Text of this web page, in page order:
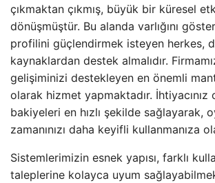
çıkmaktan çıkmış, büyük bir küresel
dönüşmüştür. Bu alanda varlığını
profilini güçlendirmek isteyen herkes,
kaynaklardan destek almalıdır.
gelişiminizi destekleyen en önemli
olarak hizmet yapmaktadır. İhtiyacınız
bakiyeleri en hızlı şekilde sağlayarak,
zamanınızı daha keyifli kullanmanıza
Sistemlerimizin esnek yapısı, farklı
taleplerine kolayca uyum